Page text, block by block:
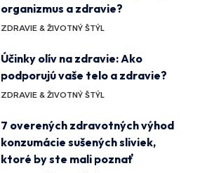
organizmus a zdravie?
ZDRAVIE & ŽIVOTNÝ ŠTÝL
Účinky olív na zdravie: Ako
podporujú vaše telo a zdravie?
ZDRAVIE & ŽIVOTNÝ ŠTÝL
7 overených zdravotných výhod
konzumácie sušených sliviek,
ktoré by ste mali poznať